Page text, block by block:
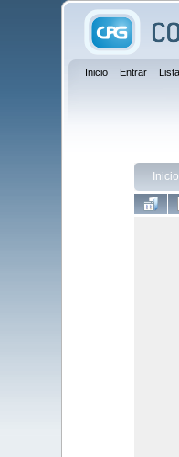
Inicio Entrar
Inicio